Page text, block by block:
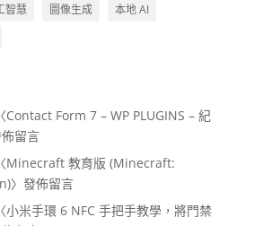
智慧 圖像生成
本地 AI
Contact Form 7 – WP PLUGINS – 紀
留言
Minecraft 教育版 (Minecraft:
〉發佈留言
小米手環 6 NFC 手把手教學，將門禁